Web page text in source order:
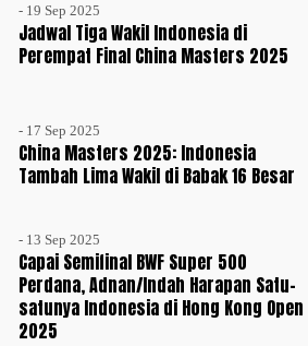
- 19 Sep 2025
Jadwal Tiga Wakil Indonesia di
Perempat Final China Masters 2025
- 17 Sep 2025
China Masters 2025: Indonesia
Tambah Lima Wakil di Babak 16 Besar
- 13 Sep 2025
Capai Semifinal BWF Super 500
Perdana, Adnan/Indah Harapan Satu-
satunya Indonesia di Hong Kong Open
2025